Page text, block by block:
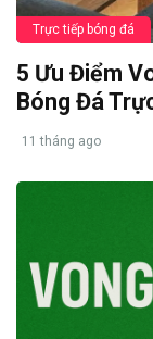
Trực tiếp bóng đá
5 Ưu Điểm
Bóng Đá
11 tháng ago